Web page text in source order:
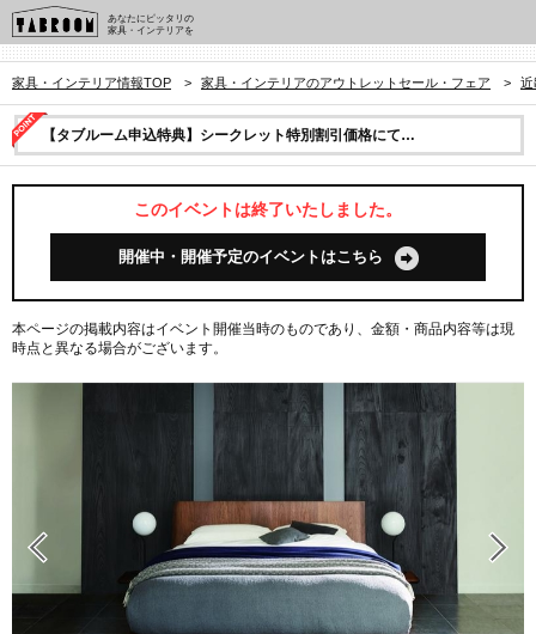
あなたにピッタリの
家具・インテリアを
家具・インテリア情報TOP > 家具・インテリアのアウトレットセール・フェア > 近
【タブルーム申込特典】シークレット特別割引価格にて…
このイベントは終了いたしました。
開催中・開催予定のイベントはこちら
本ページの掲載内容はイベント開催当時のものであり、金額・商品内容等は現
時点と異なる場合がございます。